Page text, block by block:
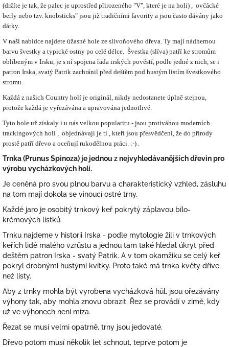
(držíte je tak, že palec je uprostřed přirozeného "V", které je na holi) , ovčácké
berly nebo tzv. knobsticks" jsou již tradičními favority a jsou často dávány jako
dárky.
V naší nabídce najdete úžasné hole ze slivoňového dřeva. Ty mají nádhernou
barvu švestky a typické ostny po celé délce. Švestka (slíva) patří ke stromům
oblíbeným v Irsku, je s ní spojena řada irských pověstí, podle jedné z nich, se i
patron Irska, svatý Patrik zachránil před deštěm pod hustým listím švestkového
stromu.
Každá z našich Country holí je originál, nikdy nedostanete úplně stejnou,
protože každá je vyřezávána a upravována jednotlivě.
Tyto hole už získaly i u nás velkou popularitu - jsou protiváhou moderních
trackingových holí , objednávají je ti , kteří jsou přesvědčeni, že do přírody
prostě patří dřevo a oceňují rukodělnou práci. :-) .
Trnka (Prunus Spinoza) je jednou z nejvyhledávanějších dřevin pro
výrobu vycházkových holí.
Je ceněná pro svou plnou barvu a charakteristický vzhled, zásluhu
na tom mají dokola se vinoucí ostré trny.
Každé jaro je osobitý trnkový keř pokrytý záplavou bílo-
krémových lístků.
Trnku najdeme v historii Irska - podle mytologie žili v trnkových
keřích lidé malého vzrůstu a jednou tam také hledal úkryt před
deštěm patron Irska - svatý Patrik. A v tom okamžiku se celý keř
pokryl drobnými hustými kvítky. Proto také má trnka květy dříve
než listy.
Aby z trnky mohla být vyrobena vycházková hůl, jsou ořezávány
výhony tak, aby mohla znovu obrazit. Řez se provádí v zimě, kdy
už ve výhonech není míza.
Řezat se musí velmi opatrně, trny jsou jedovaté.
Dřevo potom musí několik let schnout, teprve potom je